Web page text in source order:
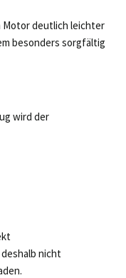
Motor deutlich leichter
besonders sorgfältig
wird der
nicht